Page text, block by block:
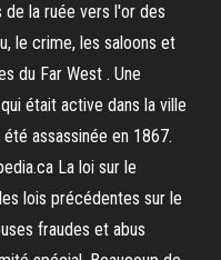
la ruée vers l'or des
le crime, les saloons et
du Far West . Une
était active dans la ville
assassinée en 1867.
La loi sur le
lois précédentes sur le
fraudes et abus